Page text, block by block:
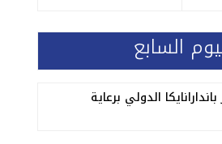
السابع
الدولي برعاية